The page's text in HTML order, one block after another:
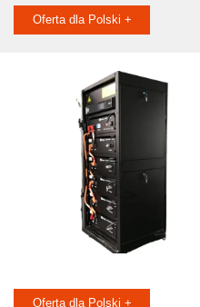
Oferta dla Polski +
Oferta dla Polski +